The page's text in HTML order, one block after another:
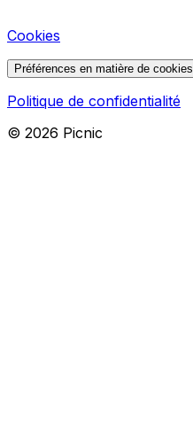
Cookies
Préférences en matière de cookies
Politique de confidentialité
© 2026 Picnic